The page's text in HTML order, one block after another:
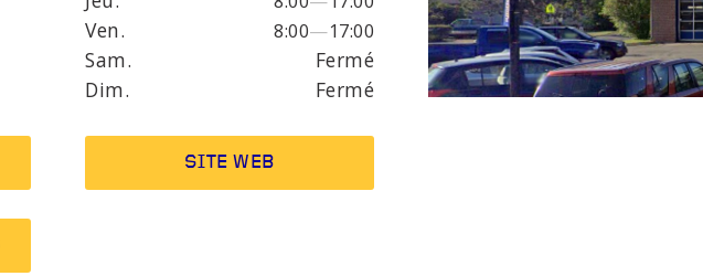
Système d'échappement et
silencieux
Freins
Suspension
Ven. 8:00—17:00
Sam.
Fermé
Dim.
Fermé
SITE WEB